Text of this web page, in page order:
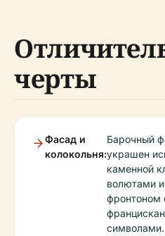
черты
Фасад и
колокольня:
Барочный
украшен
каменной
волютами
фронтоном
символами.